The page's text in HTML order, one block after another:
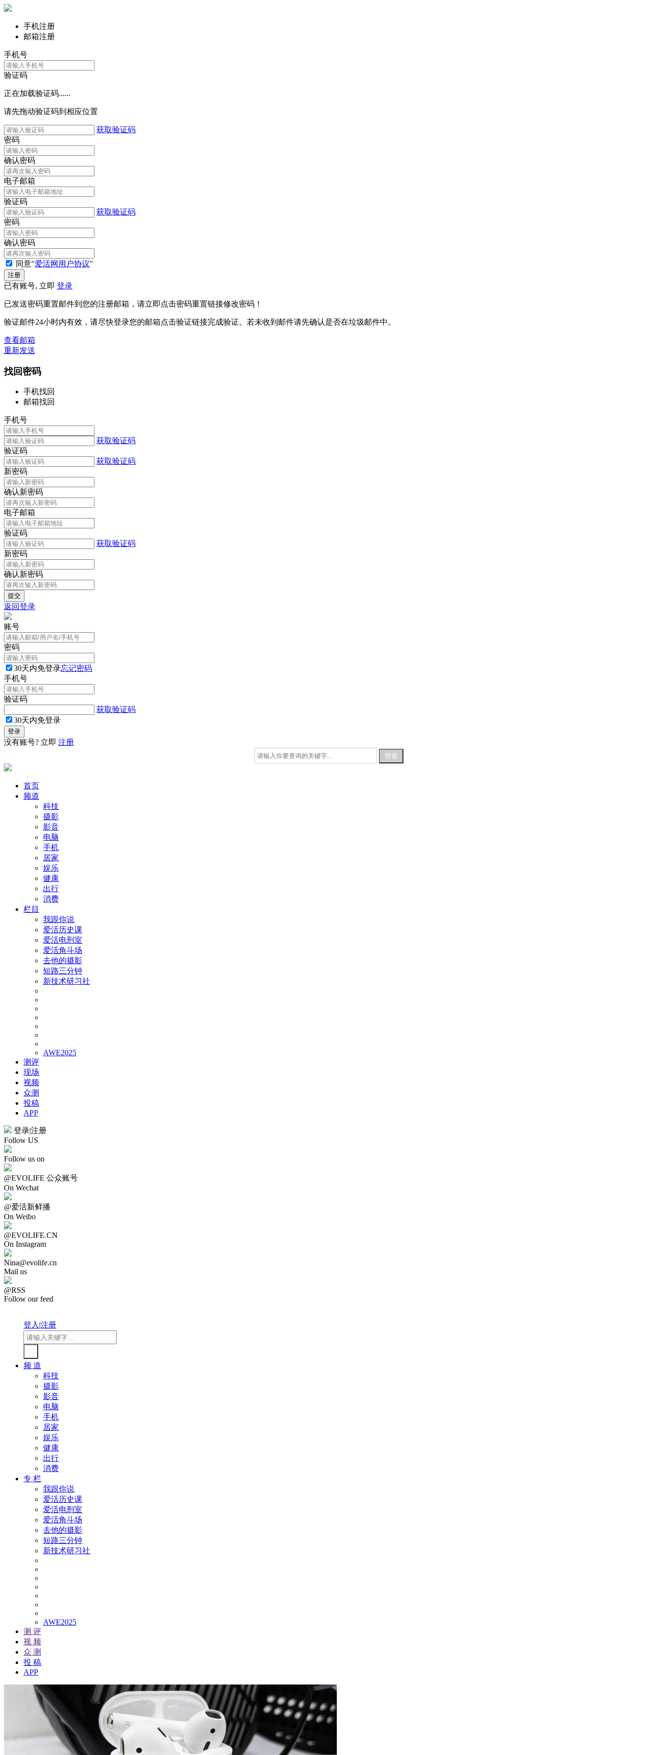
手机注册
邮箱注册
手机号
验证码
正在加载验证码......
请先拖动验证码到相应位置
获取验证码
密码
确认密码
电子邮箱
验证码
获取验证码
密码
确认密码
同意"爱活网用户协议"
已有账号, 立即 登录
已发送密码重置邮件到您的注册邮箱，请立即点击密码重置链接修改密码！
验证邮件24小时内有效，请尽快登录您的邮箱点击验证链接完成验证。若未收到邮件请先确认是否在垃圾邮件中。
查看邮箱
重新发送
找回密码
手机找回
邮箱找回
手机号
获取验证码
验证码
获取验证码
新密码
确认新密码
电子邮箱
验证码
获取验证码
新密码
确认新密码
返回登录
账号
密码
30天内免登录忘记密码
手机号
验证码
获取验证码
30天内免登录
没有账号? 立即 注册
首页
频道
科技
摄影
影音
电脑
手机
居家
娱乐
健康
出行
消费
栏目
我跟你说
爱活历史课
爱活电刑室
爱活角斗场
去他的摄影
短路三分钟
新技术研习社
AWE2025
测评
现场
视频
众测
投稿
APP
登录|注册
Follow US
Follow us on
@EVOLIFE 公众账号
On Wechat
@爱活新鲜播
On Weibo
@EVOLIFE.CN
On Instagram
Nina@evolife.cn
Mail us
@RSS
Follow our feed
登入|注册
频 道
科技
摄影
影音
电脑
手机
居家
娱乐
健康
出行
消费
专 栏
我跟你说
爱活历史课
爱活电刑室
爱活角斗场
去他的摄影
短路三分钟
新技术研习社
AWE2025
测 评
视 频
众 测
投 稿
APP